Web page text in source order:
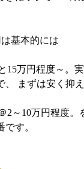
基本的には
15万円程度～
まずは安く抑
～10万円程度。
す。